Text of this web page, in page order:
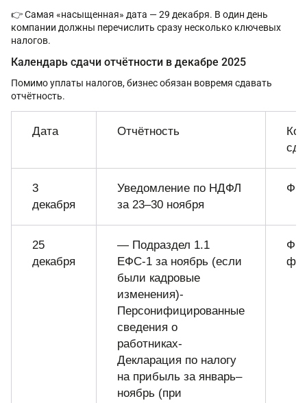
👉 Самая «насыщенная» дата — 29 декабря. В один день
компании должны перечислить сразу несколько ключевых
налогов.
Календарь сдачи отчётности в декабре 2025
Помимо уплаты налогов, бизнес обязан вовремя сдавать
отчётность.
Дата Отчётность
3
декабря
Уведомление по НДФЛ
за 23–30 ноября
25
декабря
— Подраздел 1.1
ЕФС-1 за ноябрь (если
были кадровые
изменения)-
Персонифицированные
сведения о
работниках-
Декларация по налогу
на прибыль за январь–
ноябрь (при